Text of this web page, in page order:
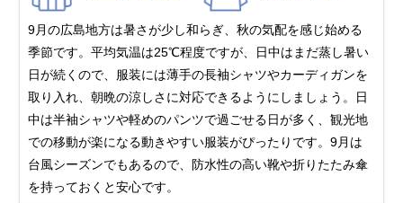
9月の広島地方は暑さが少し和らぎ、秋の気配を感じ始める
季節です。平均気温は25℃程度ですが、日中はまだ蒸し暑い
日が続くので、服装には薄手の長袖シャツやカーディガンを
取り入れ、朝晩の涼しさに対応できるようにしましょう。日
中は半袖シャツや軽めのパンツで過ごせる日が多く、観光地
での移動が楽になる動きやすい服装がぴったりです。9月は
台風シーズンでもあるので、防水性の高い靴や折りたたみ傘
を持っておくと安心です。